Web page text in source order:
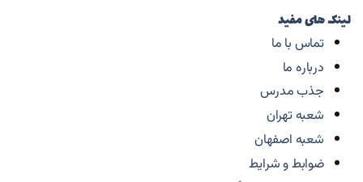
لینک های مفید
تماس با ما
درباره ما
جذب مدرس
شعبه تهران
شعبه اصفهان
ضوابط و شرایط